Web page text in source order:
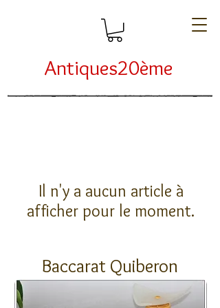
Antiques20ème
Il n'y a aucun article à
afficher pour le moment.
Baccarat Quiberon